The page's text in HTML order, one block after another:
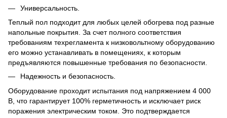
Универсальность.
Теплый пол подходит для любых целей обогрева под разные
напольные покрытия. За счет полного соответствия
требованиям техрегламента к низковольтному оборудованию
его можно устанавливать в помещениях, к которым
предъявляются повышенные требования по безопасности.
Надежность и безопасность.
Оборудование проходит испытания под напряжением 4 000
В, что гарантирует 100% герметичность и исключает риск
поражения электрическим током. Это подтверждается